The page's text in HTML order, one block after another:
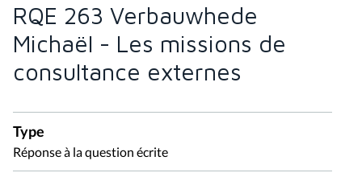
RQE 263 Verbauwhede
Michaël - Les missions de
consultance externes
Type
Réponse à la question écrite